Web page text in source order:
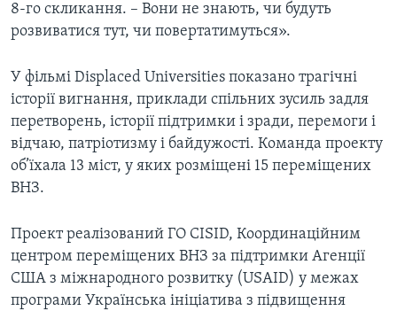
8-го скликання. – Вони не знають, чи будуть
розвиватися тут, чи повертатимуться».
У фільмі Displaced Universities показано трагічні
історії вигнання, приклади спільних зусиль задля
перетворень, історії підтримки і зради, перемоги і
відчаю, патріотизму і байдужості. Команда проекту
об’їхала 13 міст, у яких розміщені 15 переміщених
ВНЗ.
Проект реалізований ГО CISID, Координаційним
центром переміщених ВНЗ за підтримки Агенції
США з міжнародного розвитку (USAID) у межах
програми Українська ініціатива з підвищення